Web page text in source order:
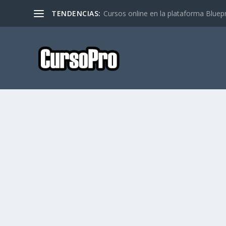
TENDENCIAS: Cursos online en la plataforma